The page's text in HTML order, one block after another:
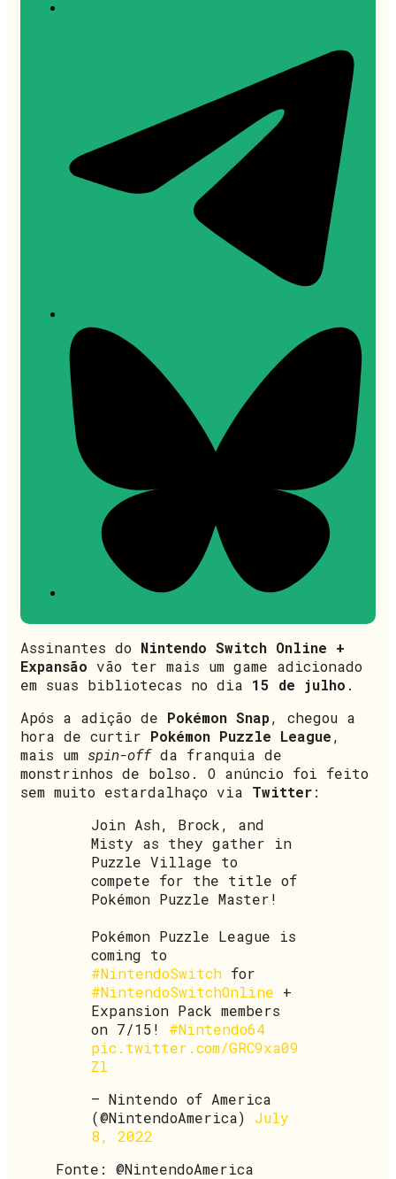
Assinantes do Nintendo Switch Online +
Expansão vão ter mais um game adicionado
em suas bibliotecas no dia 15 de julho .
Após a adição de Pokémon Snap, chegou a
hora de curtir Pokémon Puzzle League,
mais um spin-offda franquia de
monstrinhos de bolso. O anúncio foi feito
sem muito estardalhaço via Twitter:
Join Ash, Brock, and
Misty as they gather in
Puzzle Village to
compete for the title of
Pokémon Puzzle Master!
Pokémon Puzzle League is
coming to
#NintendoSwitch for
#NintendoSwitchOnline +
Expansion Pack members
on 7/15! #Nintendo64
pic.twitter.com/GRC9xa09
Zl
— Nintendo of America
(@NintendoAmerica) July
8, 2022
Fonte: @NintendoAmerica